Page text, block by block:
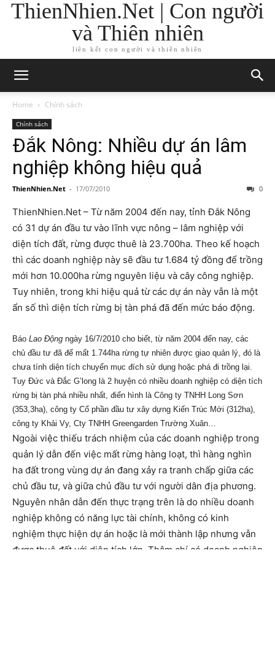
ThienNhien.Net | Con người
và Thiên nhiên
liên kết con người và thiên nhiên
Home Chính sách
Chính sách
Đắk Nông: Nhiều dự án lâm
nghiệp không hiệu quả
ThienNhien.Net - 17/07/2010 0
ThienNhien.Net – Từ năm 2004 đến nay, tỉnh Đắk Nông
có 31 dự án đầu tư vào lĩnh vực nông – lâm nghiệp với
diện tích đất, rừng được thuê là 23.700ha. Theo kế hoạch
thì các doanh nghiệp này sẽ đầu tư 1.684 tỷ đồng để trồng
mới hơn 10.000ha rừng nguyên liệu và cây công nghiệp.
Tuy nhiên, trong khi hiệu quả từ các dự án này vẫn là một
ẩn số thì diện tích rừng bị tàn phá đã đến mức báo động.
Báo Lao Động ngày 16/7/2010 cho biết, từ năm 2004 đến nay, các
chủ đầu tư đã để mất 1.744ha rừng tự nhiên được giao quản lý, đó là
chưa tính diện tích chuyển mục đích sử dụng hoặc phá đi trồng lại.
Tuy Đức và Đắc G’long là 2 huyện có nhiều doanh nghiệp có diện tích
rừng bị tàn phá nhiều nhất, điển hình là Công ty TNHH Long Sơn
(353,3ha), công ty Cổ phần đầu tư xây dựng Kiến Trúc Mới (312ha),
công ty Khải Vy, Cty TNHH Greengarden Trường Xuân…
Ngoài việc thiếu trách nhiệm của các doanh nghiệp trong
quản lý dẫn đến việc mất rừng hàng loạt, thì hàng nghìn
ha đất trong vùng dự án đang xảy ra tranh chấp giữa các
chủ đầu tư, và giữa chủ đầu tư với người dân địa phương.
Nguyên nhân dẫn đến thực trạng trên là do nhiều doanh
nghiệp không có năng lực tài chính, không có kinh
nghiệm thực hiện dự án hoặc là mới thành lập nhưng vẫn
được thuê đất với diện tích lớn. Thậm chí có doanh nghiệp